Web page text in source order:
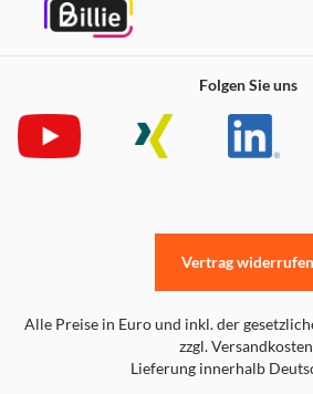
Folgen Sie uns
Alle Preise in Euro und inkl. der
zzgl.
Lieferung innerhalb
Vertrag widerrufen